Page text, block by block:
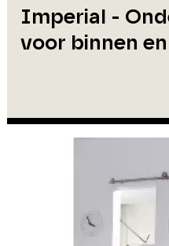
Imperial -
voor binnen